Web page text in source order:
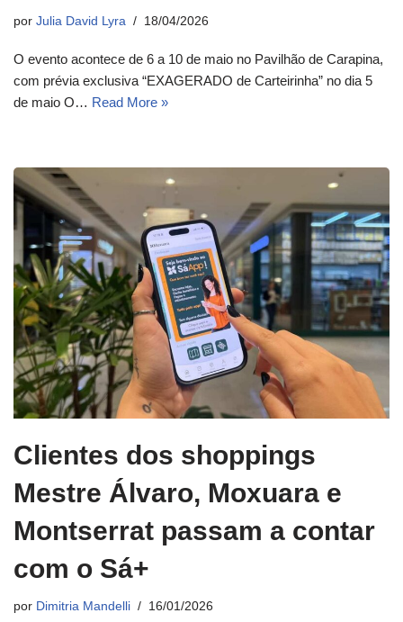
por Julia David Lyra 18/04/2026
O evento acontece de 6 a 10 de maio no Pavilhão de Carapina,
com prévia exclusiva “EXAGERADO de Carteirinha” no dia 5
de maio O… Read More »
Clientes dos shoppings
Mestre Álvaro, Moxuara e
Montserrat passam a contar
com o Sá+
por Dimitria Mandelli 16/01/2026